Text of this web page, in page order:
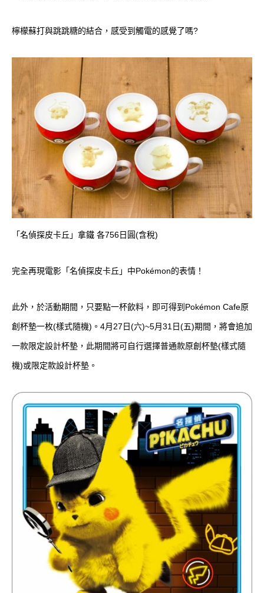
檸檬蘇打與跳跳糖的結合，感受到觸電的感覺了嗎?
「名偵探皮卡丘」拿鐵 各756日圓(含稅)
完全再現電影「名偵探皮卡丘」中Pokémon的表情！
此外，於活動期間，只要點一杯飲料，即可得到Pokémon Cafe原
創杯墊一枚(樣式隨機)。4月27日(六)~5月31日(五)期間，將會追加
一款限定設計杯墊，此期間將可自行選擇普通款原創杯墊(樣式隨
機)或限定款設計杯墊。